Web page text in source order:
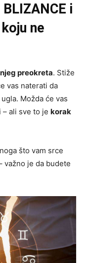
i
ne
preokreta. Stiže
vas naterati da
Možda će vas
ali sve to je korak
što vam srce
važno je da budete